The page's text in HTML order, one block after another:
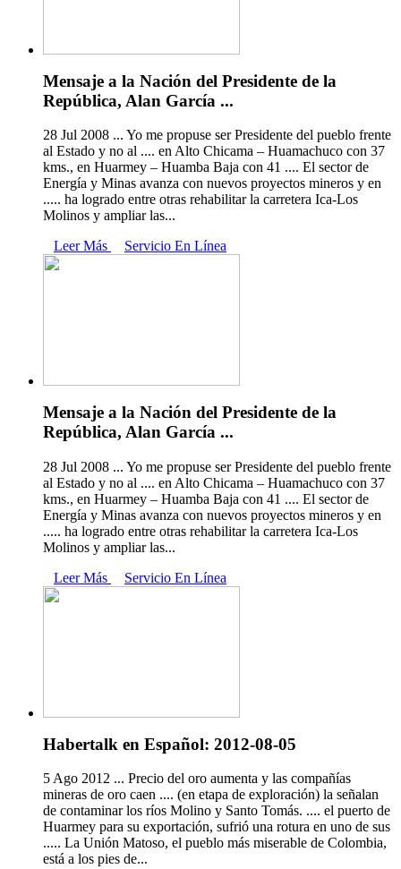
Mensaje a la Nación del Presidente de la
República, Alan García ...
28 Jul 2008 ... Yo me propuse ser Presidente del pueblo frente
al Estado y no al .... en Alto Chicama – Huamachuco con 37
kms., en Huarmey – Huamba Baja con 41 .... El sector de
Energía y Minas avanza con nuevos proyectos mineros y en
..... ha logrado entre otras rehabilitar la carretera Ica-Los
Molinos y ampliar las...
Leer Más
Servicio En Línea
Mensaje a la Nación del Presidente de la
República, Alan García ...
28 Jul 2008 ... Yo me propuse ser Presidente del pueblo frente
al Estado y no al .... en Alto Chicama – Huamachuco con 37
kms., en Huarmey – Huamba Baja con 41 .... El sector de
Energía y Minas avanza con nuevos proyectos mineros y en
..... ha logrado entre otras rehabilitar la carretera Ica-Los
Molinos y ampliar las...
Leer Más
Servicio En Línea
Habertalk en Español: 2012-08-05
5 Ago 2012 ... Precio del oro aumenta y las compañías
mineras de oro caen .... (en etapa de exploración) la señalan
de contaminar los ríos Molino y Santo Tomás. .... el puerto de
Huarmey para su exportación, sufrió una rotura en uno de sus
..... La Unión Matoso, el pueblo más miserable de Colombia,
está a los pies de...